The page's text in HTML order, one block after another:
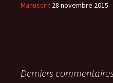
Manuscrit 28 novembre 2015
Derniers commentaires